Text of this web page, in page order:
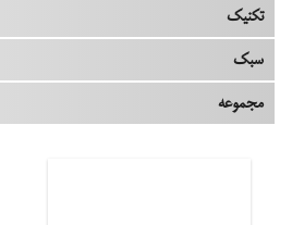
تکنیک
سبک
مجموعه